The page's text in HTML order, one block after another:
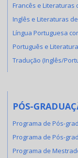
Francês e Literaturas
Inglês e Literaturas
Língua Portuguesa
Português e
Tradução (Inglês/
PÓS-
Programa de Pós-
Programa de Pós-
Programa de